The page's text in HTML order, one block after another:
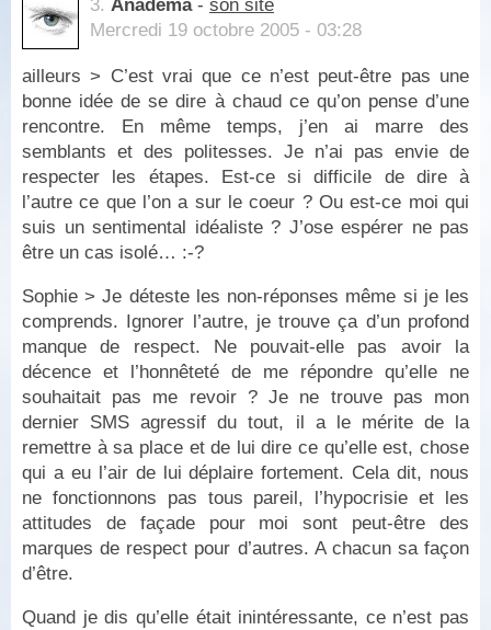
3. Anadema- son site
Mercredi 19 octobre 2005 - 03:28
ailleurs > C’est vrai que ce n’est peut-être pas une
bonne idée de se dire à chaud ce qu’on pense d’une
rencontre. En même temps, j’en ai marre des
semblants et des politesses. Je n’ai pas envie de
respecter les étapes. Est-ce si difficile de dire à
l’autre ce que l’on a sur le coeur ? Ou est-ce moi qui
suis un sentimental idéaliste ? J’ose espérer ne pas
être un cas isolé… :-?
Sophie > Je déteste les non-réponses même si je les
comprends. Ignorer l’autre, je trouve ça d’un profond
manque de respect. Ne pouvait-elle pas avoir la
décence et l’honnêteté de me répondre qu’elle ne
souhaitait pas me revoir ? Je ne trouve pas mon
dernier SMS agressif du tout, il a le mérite de la
remettre à sa place et de lui dire ce qu’elle est, chose
qui a eu l’air de lui déplaire fortement. Cela dit, nous
ne fonctionnons pas tous pareil, l’hypocrisie et les
attitudes de façade pour moi sont peut-être des
marques de respect pour d’autres. A chacun sa façon
d’être.
Quand je dis qu’elle était inintéressante, ce n’est pas